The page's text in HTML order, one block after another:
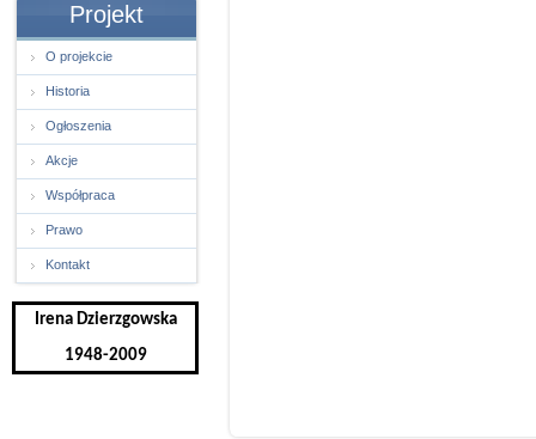
Projekt
O projekcie
Historia
Ogłoszenia
Akcje
Współpraca
Prawo
Kontakt
Irena Dzierzgowska
1948-2009